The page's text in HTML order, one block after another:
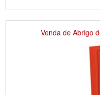
Venda de Abrigo